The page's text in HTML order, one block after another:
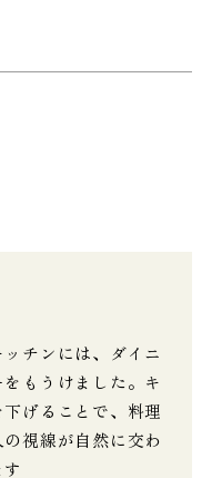
チンには、ダイニ
もうけました。キ
げることで、料理
視線が自然に交わ